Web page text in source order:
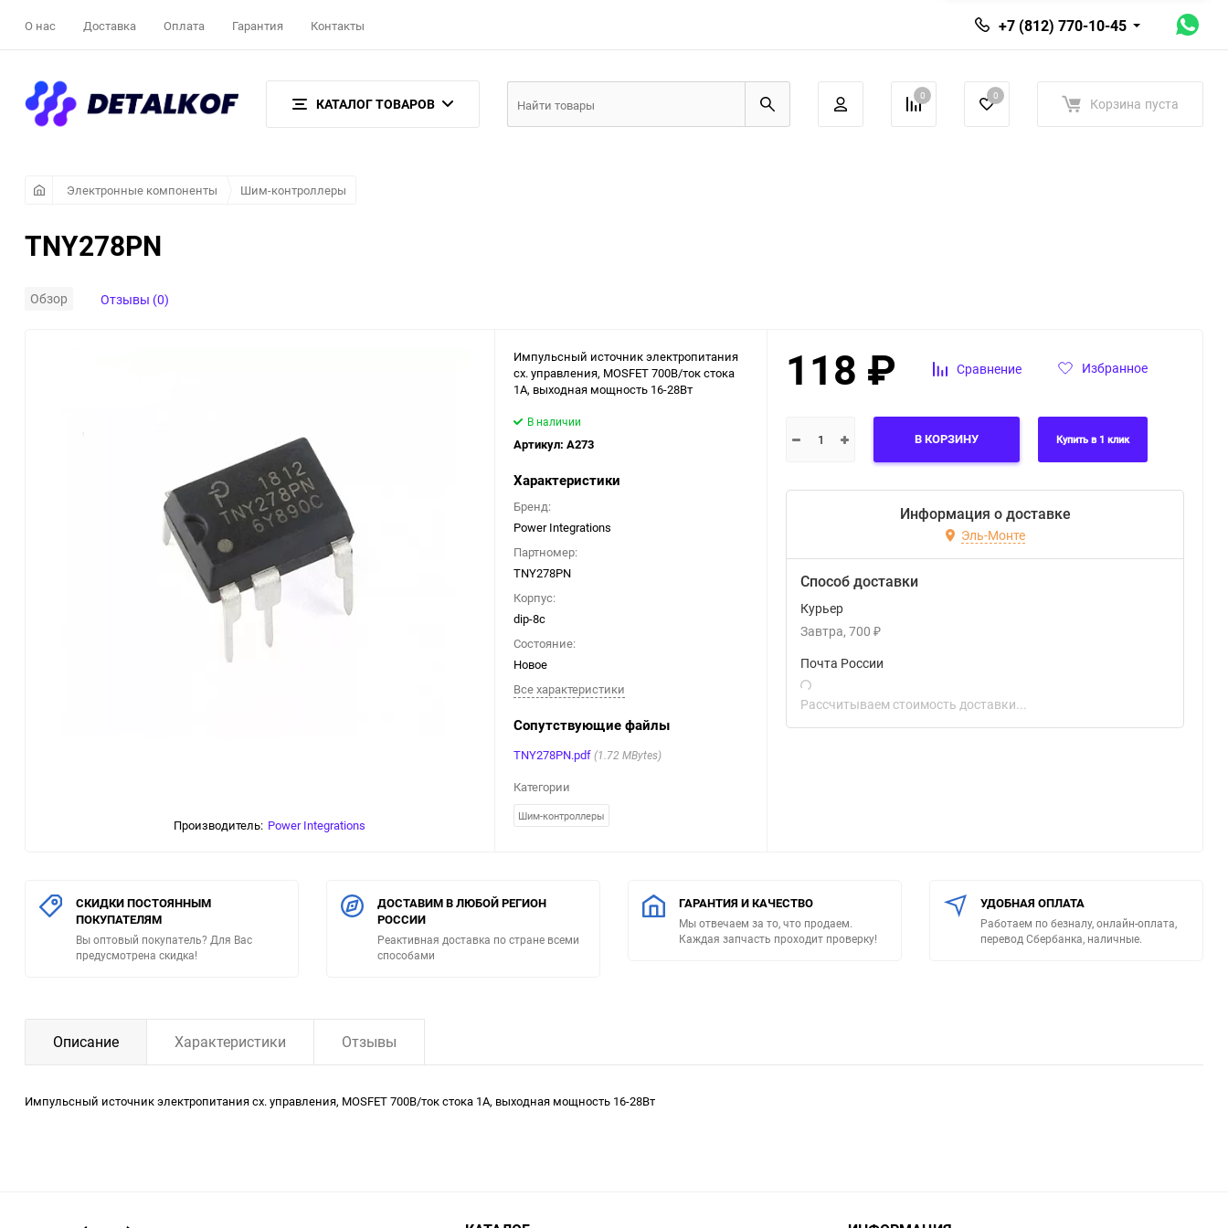
О нас Доставка Оплата Гарантия Контакты +7 (812) 770-10-45
КАТАЛОГ ТОВАРОВ 0 0 Корзина пуста
Электронные компоненты Шим-контроллеры
TNY278PN
Обзор Отзывы (0)
Производитель: Power Integrations
Импульсный источник электропитания
сх. упpавления, MOSFET 700В/ток стока
1A, выходная мощность 16-28Вт
В наличии
Артикул: A273
Характеристики
Бренд:
Power Integrations
Партномер:
TNY278PN
Корпус:
dip-8c
Состояние:
Новое
Все характеристики
Сопутствующие файлы
TNY278PN.pdf 1.72 MBytes
Категории
Шим-контроллеры
118 ₽ Сравнение Избранное
В КОРЗИНУ Купить в 1 клик
Информация о доставке
Эль-Монте
Способ доставки
Курьер
Завтра 700 ₽
Почта России
Рассчитываем стоимость доставки...
СКИДКИ ПОСТОЯННЫМ
ПОКУПАТЕЛЯМ
Вы оптовый покупатель? Для Вас
предусмотрена скидка!
ДОСТАВИМ В ЛЮБОЙ РЕГИОН
РОССИИ
Реактивная доставка по стране всеми
способами
ГАРАНТИЯ И КАЧЕСТВО
Мы отвечаем за то, что продаем.
Каждая запчасть проходит проверку!
УДОБНАЯ ОПЛАТА
Работаем по безналу, онлайн-оплата,
перевод Сбербанка, наличные.
Описание Характеристики Отзывы
Импульсный источник электропитания сх. упpавления, MOSFET 700В/ток стока 1A, выходная мощность 16-28Вт